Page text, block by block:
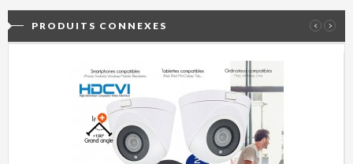
PRODUITS CONNEXES ‹ ›